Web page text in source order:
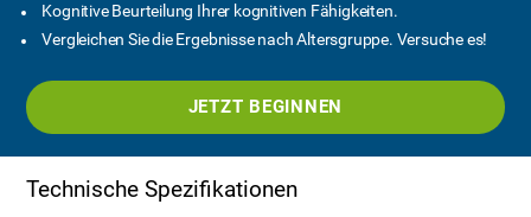
Kognitive Beurteilung Ihrer kognitiven Fähigkeiten.
Vergleichen Sie die Ergebnisse nach Altersgruppe. Versuche es!
JETZT BEGINNEN
Technische Spezifikationen